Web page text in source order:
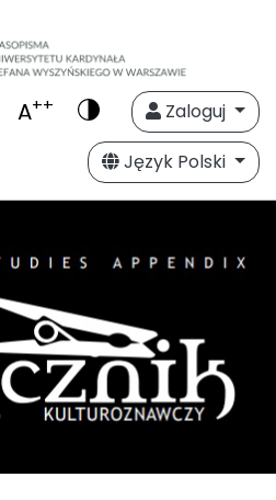
A++
Zaloguj
Język Polski